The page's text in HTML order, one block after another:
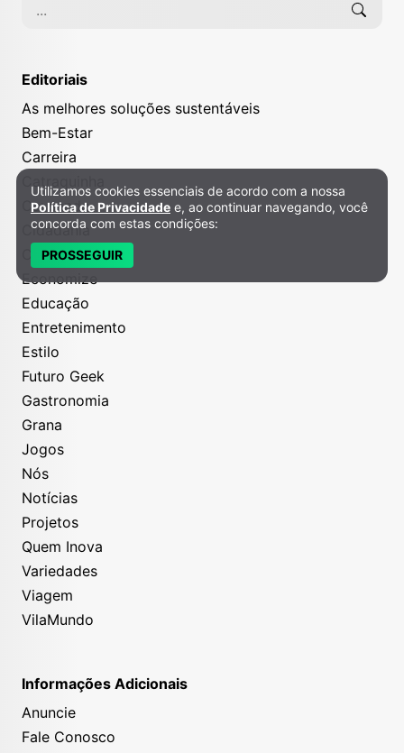
Editoriais
As melhores soluções sustentáveis
Bem-Estar
Carreira
Catraquinha
Causando
Cidadania
Criatividade
Economize
Educação
Entretenimento
Estilo
Futuro Geek
Gastronomia
Grana
Jogos
Nós
Notícias
Projetos
Quem Inova
Variedades
Viagem
VilaMundo
Informações Adicionais
Anuncie
Fale Conosco
Política de Privacidade e Cookies
Utilizamos cookies essenciais de acordo com a nossa
Política de Privacidade e, ao continuar navegando, você
concorda com estas condições:
PROSSEGUIR